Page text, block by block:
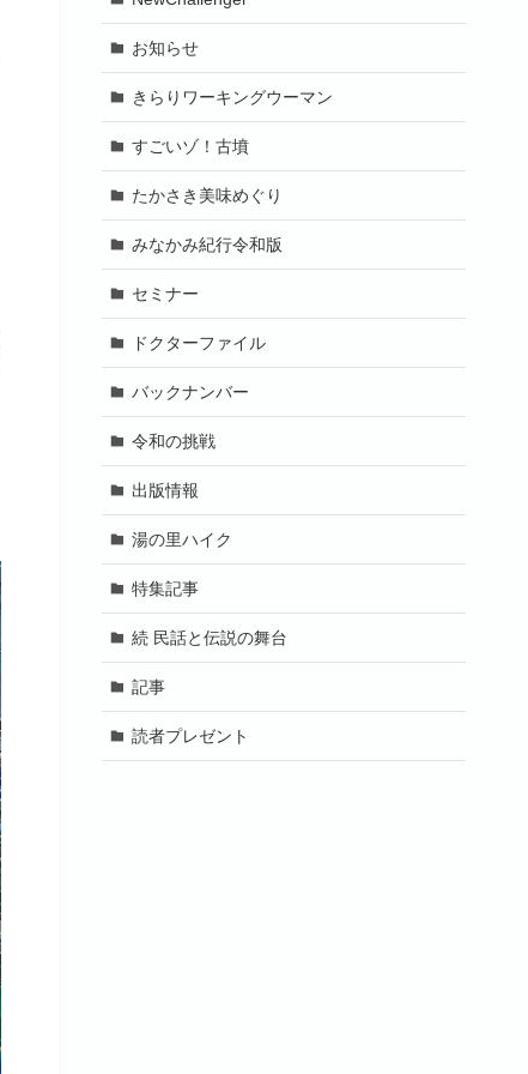
お知らせ
きらりワーキングウーマン
すごいゾ！古墳
たかさき美味めぐり
みなかみ紀行令和版
セミナー
ドクターファイル
バックナンバー
令和の挑戦
出版情報
湯の里ハイク
特集記事
続 民話と伝説の舞台
記事
読者プレゼント